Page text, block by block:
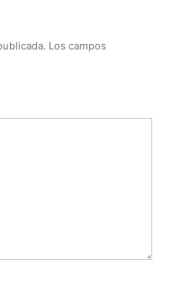
Los campos